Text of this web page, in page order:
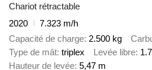
Chariot rétractable
2020
7.323 m/h
Capacité de charge 2.500 kg
Type de mât triplex Levée libre
Hauteur de levée 5,47 m